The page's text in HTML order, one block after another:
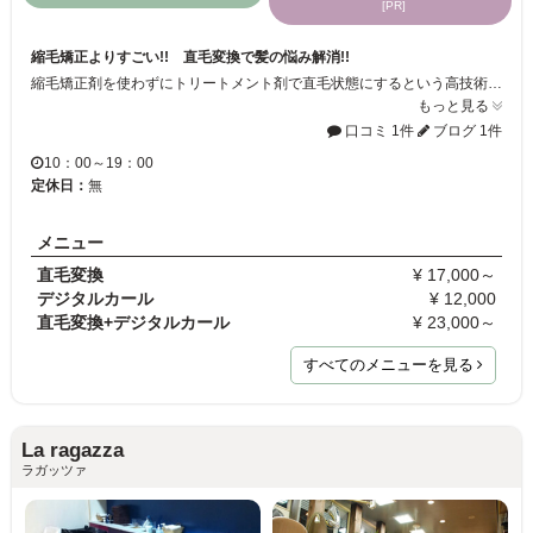
[PR]
縮毛矯正よりすごい!! 直毛変換で髪の悩み解消!!
縮毛矯正剤を使わずにトリートメント剤で直毛状態にするという高技術で髪が傷まず、ツヤツヤ・サラサラに！！
もっと見る
口コミ 1件
ブログ 1件
10：00～19：00
定休日： 無
メニュー
直毛変換
¥ 17,000～
デジタルカール
¥ 12,000
直毛変換+デジタルカール
¥ 23,000～
すべてのメニューを見る
La ragazza
ラガッツァ